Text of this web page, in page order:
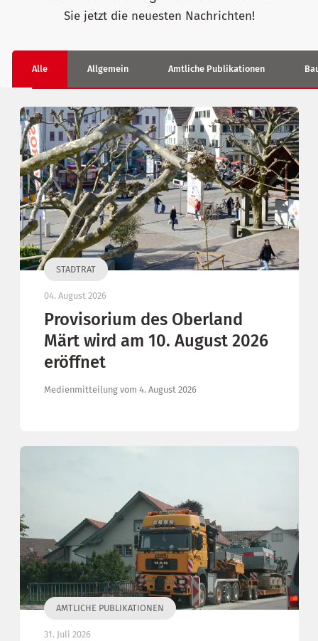
Sie jetzt die neuesten Nachrichten!
Alle Allgemein Amtliche Publikationen
STADTRAT
04. August 2026
Provisorium des Oberland
Märt wird am 10. August 2026
eröffnet
Medienmitteilung vom 4. August 2026
AMTLICHE PUBLIKATIONEN
31. Juli 2026